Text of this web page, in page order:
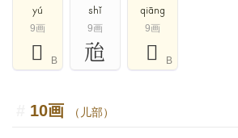
yú
9画
𠒍 B
shǐ
9画
兘
qiāng
9画
𠒌 B
10画 （儿部）